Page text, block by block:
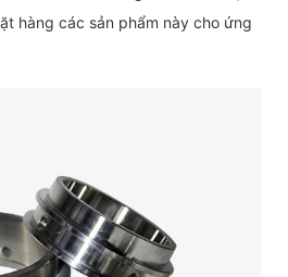
hàng các sản phẩm này cho ứng